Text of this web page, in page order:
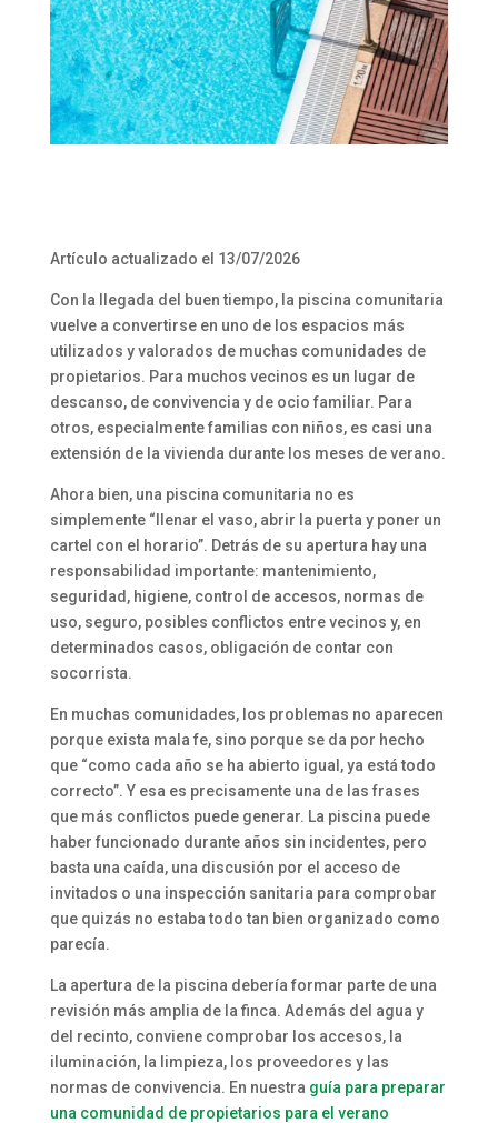
Artículo actualizado el 13/07/2026
Con la llegada del buen tiempo, la piscina comunitaria
vuelve a convertirse en uno de los espacios más
utilizados y valorados de muchas comunidades de
propietarios. Para muchos vecinos es un lugar de
descanso, de convivencia y de ocio familiar. Para
otros, especialmente familias con niños, es casi una
extensión de la vivienda durante los meses de verano.
Ahora bien, una piscina comunitaria no es
simplemente “llenar el vaso, abrir la puerta y poner un
cartel con el horario”. Detrás de su apertura hay una
responsabilidad importante: mantenimiento,
seguridad, higiene, control de accesos, normas de
uso, seguro, posibles conflictos entre vecinos y, en
determinados casos, obligación de contar con
socorrista.
En muchas comunidades, los problemas no aparecen
porque exista mala fe, sino porque se da por hecho
que “como cada año se ha abierto igual, ya está todo
correcto”. Y esa es precisamente una de las frases
que más conflictos puede generar. La piscina puede
haber funcionado durante años sin incidentes, pero
basta una caída, una discusión por el acceso de
invitados o una inspección sanitaria para comprobar
que quizás no estaba todo tan bien organizado como
parecía.
La apertura de la piscina debería formar parte de una
revisión más amplia de la finca. Además del agua y
del recinto, conviene comprobar los accesos, la
iluminación, la limpieza, los proveedores y las
normas de convivencia. En nuestra guía para preparar
una comunidad de propietarios para el verano